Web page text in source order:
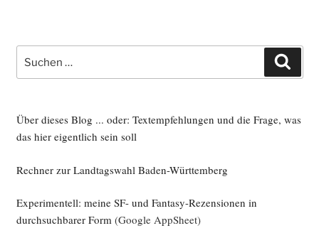
nach:
Über dieses Blog ... oder: Textempfehlungen und die Frage, was
das hier eigentlich sein soll
Rechner zur Landtagswahl Baden-Württemberg
Experimentell: meine SF- und Fantasy-Rezensionen in
durchsuchbarer Form(Google AppSheet)